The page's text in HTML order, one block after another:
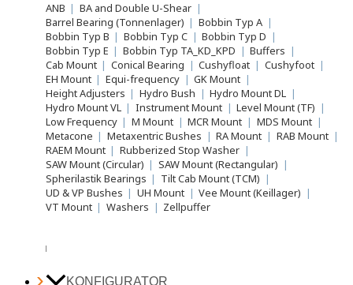
ANB | BA and Double U-Shear |
Barrel Bearing (Tonnenlager) | Bobbin Typ A |
Bobbin Typ B | Bobbin Typ C | Bobbin Typ D |
Bobbin Typ E | Bobbin Typ TA_KD_KPD | Buffers |
Cab Mount | Conical Bearing | Cushyfloat | Cushyfoot |
EH Mount | Equi-frequency | GK Mount |
Height Adjusters | Hydro Bush | Hydro Mount DL |
Hydro Mount VL | Instrument Mount | Level Mount (TF) |
Low Frequency | M Mount | MCR Mount | MDS Mount |
Metacone | Metaxentric Bushes | RA Mount | RAB Mount |
RAEM Mount | Rubberized Stop Washer |
SAW Mount (Circular) | SAW Mount (Rectangular) |
Spherilastik Bearings | Tilt Cab Mount (TCM) |
UD & VP Bushes | UH Mount | Vee Mount (Keillager) |
VT Mount | Washers | Zellpuffer
KONFIGURATOR